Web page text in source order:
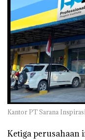
Kantor PT Sarana
Ketiga